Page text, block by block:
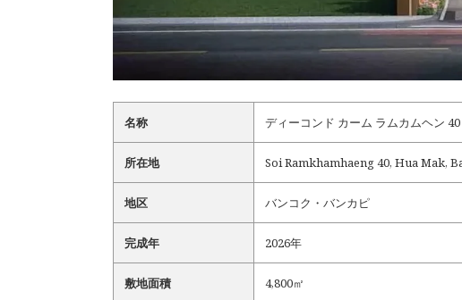
名称 ディーコンド カーム ラムカムヘン
所在地 Soi Ramkhamhaeng 40, Hua Mak,
地区 バンコク・バンカピ
完成年 2026年
敷地面積 4,800㎡